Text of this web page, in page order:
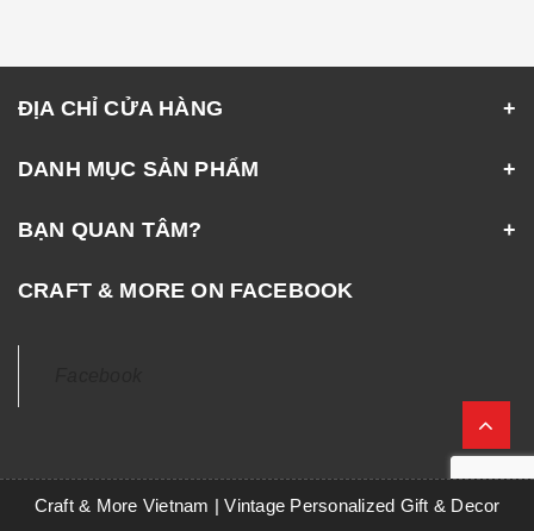
ĐỊA CHỈ CỬA HÀNG
DANH MỤC SẢN PHẨM
BẠN QUAN TÂM?
CRAFT & MORE ON FACEBOOK
Craft & More Vietnam | Vintage Personalized Gift & Decor